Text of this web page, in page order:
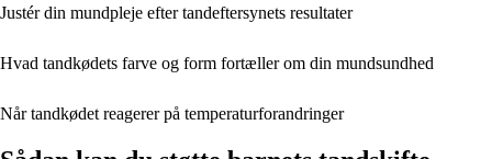
Justér din mundpleje efter tandeftersynets resultater
Hvad tandkødets farve og form fortæller om din mundsundhed
Når tandkødet reagerer på temperaturforandringer